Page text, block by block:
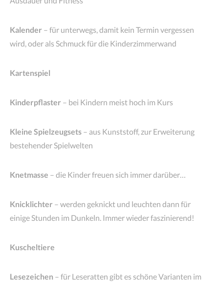
Kalender – für unterwegs, damit kein Termin vergessen
wird, oder als Schmuck für die Kinderzimmerwand
Kartenspiel
Kinderpflaster – bei Kindern meist hoch im Kurs
Kleine Spielzeugsets – aus Kunststoff, zur Erweiterung
bestehender Spielwelten
Knetmasse – die Kinder freuen sich immer darüber…
Knicklichter – werden geknickt und leuchten dann für
einige Stunden im Dunkeln. Immer wieder faszinierend!
Kuscheltiere
Lesezeichen – für Leseratten gibt es schöne Varianten im